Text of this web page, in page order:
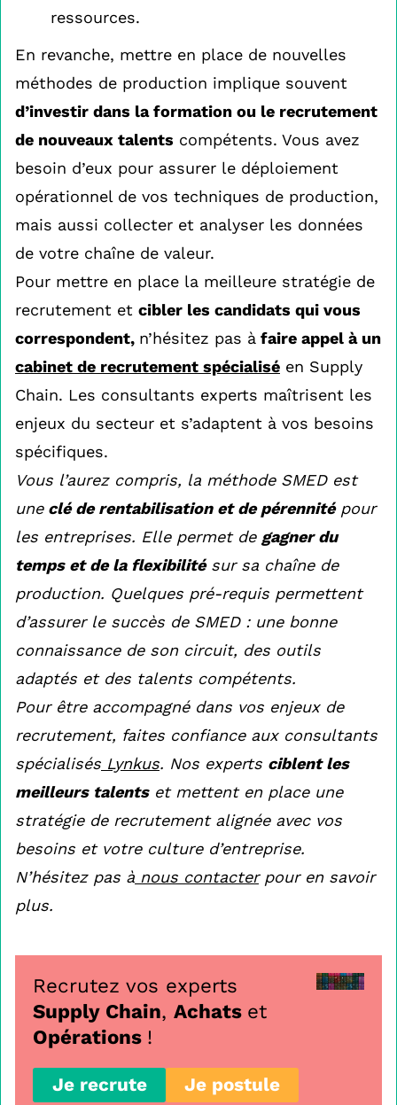
ressources.
En revanche, mettre en place de nouvelles
méthodes de production implique souvent
d’investir dans la formation ou le recrutement
de nouveaux talents compétents. Vous avez
besoin d’eux pour assurer le déploiement
opérationnel de vos techniques de production,
mais aussi collecter et analyser les données
de votre chaîne de valeur.
Pour mettre en place la meilleure stratégie de
recrutement et cibler les candidats qui vous
correspondent, n’hésitez pas à faire appel à un
cabinet de recrutement spécialisé en Supply
Chain. Les consultants experts maîtrisent les
enjeux du secteur et s’adaptent à vos besoins
spécifiques.
Vous l’aurez compris, la méthode SMED est
uneclé de rentabilisation et de pérennitépour
les entreprises. Elle permet de gagner du
temps et de la flexibilitésur sa chaîne de
production. Quelques pré-requis permettent
d’assurer le succès de SMED : une bonne
connaissance de son circuit, des outils
adaptés et des talents compétents.
Pour être accompagné dans vos enjeux de
recrutement, faites confiance aux consultants
spécialisés Lynkus. Nos experts ciblent les
meilleurs talentset mettent en place une
stratégie de recrutement alignée avec vos
besoins et votre culture d’entreprise.
N’hésitez pas à nous contacterpour en savoir
plus.
Recrutez vos experts
Supply Chain, Achats et
Opérations !
Je recrute Je postule